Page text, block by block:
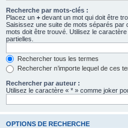
Recherche par mots-clés :
Placez un + devant un mot qui doit être
Saisissez une suite de mots séparés par
mots doit être trouvé. Utilisez le
partielles.
Rechercher tous les termes
Rechercher n’importe lequel de ces
Rechercher par auteur :
Utilisez le caractère « * » comme joker
OPTIONS DE RECHERCHE